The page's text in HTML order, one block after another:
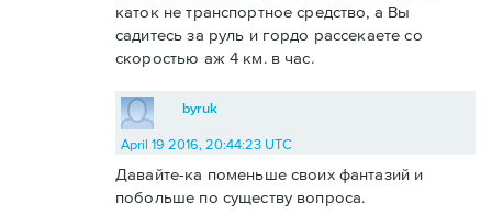
каток не транспортное средство, а Вы
садитесь за руль и гордо рассекаете со
скоростью аж 4 км. в час.
byruk
April 19 2016, 20:44:23 UTC
Давайте-ка поменьше своих фантазий и
побольше по существу вопроса.